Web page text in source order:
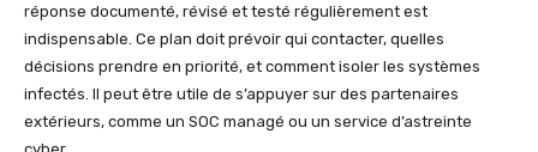
réponse documenté, révisé et testé régulièrement est
indispensable. Ce plan doit prévoir qui contacter, quelles
décisions prendre en priorité, et comment isoler les systèmes
infectés. Il peut être utile de s’appuyer sur des partenaires
extérieurs, comme un SOC managé ou un service d’astreinte